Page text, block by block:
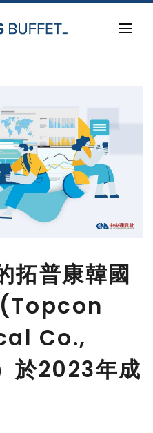
拓普康韓國
(Topcon
Co.,
於2023年成